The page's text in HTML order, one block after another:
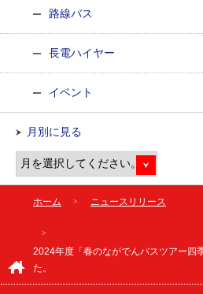
路線バス
長電ハイヤー
イベント
月別に見る
ホーム ニュースリリース
2024年度「春のながでんバスツアー四
た。